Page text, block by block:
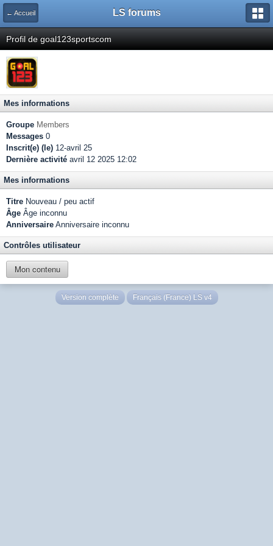
← Accueil LS forums
Profil de goal123sportscom
Mes informations
Groupe Members
Messages 0
Inscrit(e) (le) 12-avril 25
Dernière activité avril 12 2025 12:02
Mes informations
Titre Nouveau / peu actif
Âge Âge inconnu
Anniversaire Anniversaire inconnu
Contrôles utilisateur
Mon contenu
Version complète Français (France) LS v4